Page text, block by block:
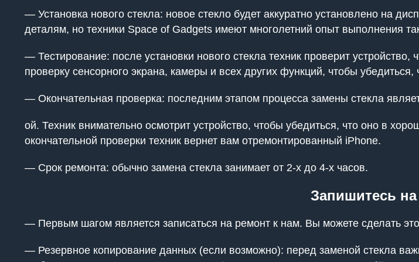
— Установка нового стекла: новое стекло будет аккуратно установлено на
деталям, но техники Space of Gadgets имеют многолетний опыт выполнения
— Тестирование: после установки нового стекла техник проверит
проверку сенсорного экрана, камеры и всех других функций, чтобы
— Окончательная проверка: последним этапом процесса замены стекла
ой. Техник внимательно осмотрит устройство, чтобы убедиться, что оно в
окончательной проверки техник вернет вам отремонтированный iPhone.
— Срок ремонта: обычно замена стекла занимает от 2-х до 4-х часов.
Запишитесь
— Первым шагом является записаться на ремонт к нам. Вы можете сделать
— Резервное копирование данных (если возможно): перед заменой стекла